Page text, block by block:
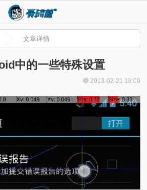
文章详情
中的一些特殊设置
2013-02-21 18:00